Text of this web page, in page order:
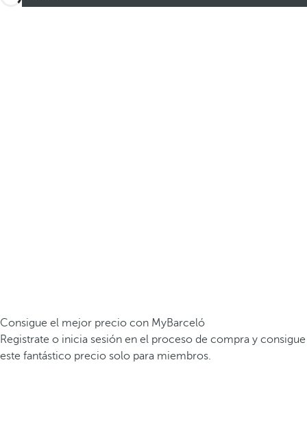
Consigue el mejor precio con MyBarceló
Registrate o inicia sesión en el proceso de compra y consigue
este fantástico precio solo para miembros.